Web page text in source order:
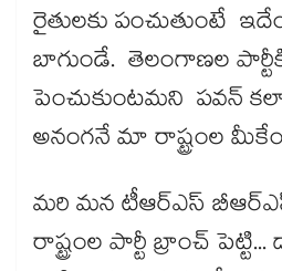
రైతులకు పంచుతుంటే
బాగుండే. తెలంగాణల
పెంచుకుంటమని పవన్
అనంగనే మా రాష్ట్రంల
మరి మన టీఆర్ఎస్
రాష్ట్రంల పార్టీ బ్రాంచ్